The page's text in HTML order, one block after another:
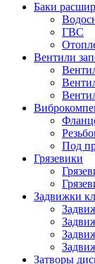
Баки
ГВС
Вентили
Под
Грязевики
Задвижки
Затворы